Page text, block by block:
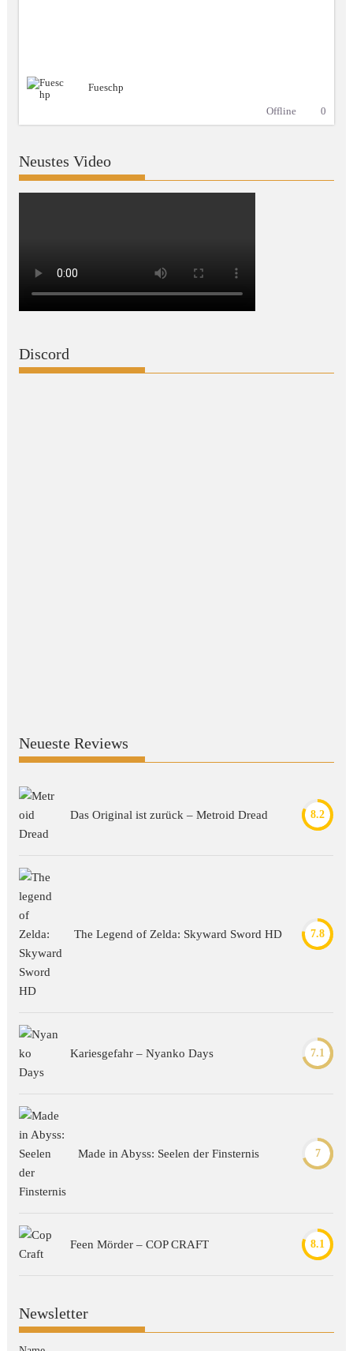
Fueschp
Offline
0
Neustes Video
Discord
Neueste Reviews
Das Original ist zurück – Metroid Dread 8.2
The Legend of Zelda: Skyward Sword HD 7.8
Kariesgefahr – Nyanko Days 7.1
Made in Abyss: Seelen der Finsternis 7
Feen Mörder – COP CRAFT 8.1
Newsletter